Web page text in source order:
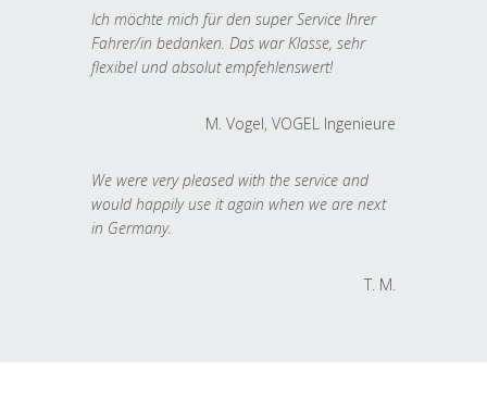
Ich möchte mich für den super Service Ihrer
Fahrer/in bedanken. Das war Klasse, sehr
flexibel und absolut empfehlenswert!
M. Vogel, VOGEL Ingenieure
We were very pleased with the service and
would happily use it again when we are next
in Germany.
T. M.